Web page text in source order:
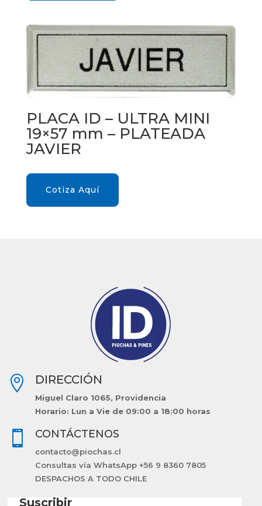
PLACA ID – ULTRA MINI
19×57 mm – PLATEADA
JAVIER
Cotiza Aquí
 DIRECCIÓN
Miguel Claro 1065, Providencia
Horario: Lun a Vie de 09:00 a 18:00 horas
 CONTÁCTENOS
contacto@piochas.cl
Consultas vía WhatsApp +56 9 8360 7805
DESPACHOS A TODO CHILE
Suscribir